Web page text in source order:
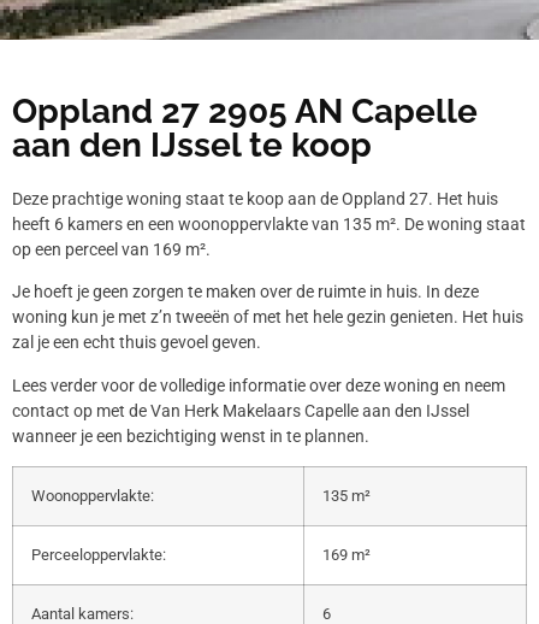
Oppland 27 2905 AN Capelle
aan den IJssel te koop
Deze prachtige woning staat te koop aan de Oppland 27. Het huis
heeft 6 kamers en een woonoppervlakte van 135 m². De woning staat
op een perceel van 169 m².
Je hoeft je geen zorgen te maken over de ruimte in huis. In deze
woning kun je met z’n tweeën of met het hele gezin genieten. Het huis
zal je een echt thuis gevoel geven.
Lees verder voor de volledige informatie over deze woning en neem
contact op met de Van Herk Makelaars Capelle aan den IJssel
wanneer je een bezichtiging wenst in te plannen.
Woonoppervlakte: 135 m²
Perceeloppervlakte: 169 m²
Aantal kamers: 6